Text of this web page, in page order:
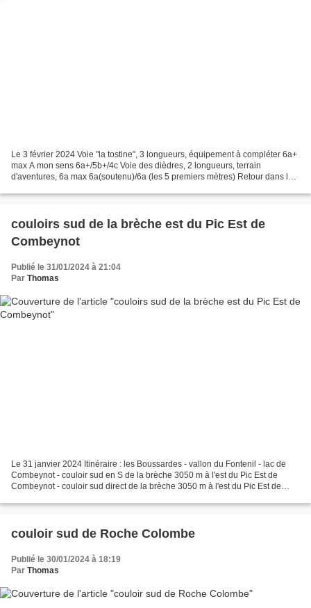
Le 3 février 2024 Voie "la tostine", 3 longueurs, équipement à compléter 6a+
max A mon sens 6a+/5b+/4c Voie des dièdres, 2 longueurs, terrain
d'aventures, 6a max 6a(soutenu)/6a (les 5 premiers mètres) Retour dans les
couloirs sud de la brèche est du Pic Est de
Combeynot
Publié le 31/01/2024 à 21:04
Par Thomas
Le 31 janvier 2024 Itinéraire : les Boussardes - vallon du Fontenil - lac de
Combeynot - couloir sud en S de la brèche 3050 m à l'est du Pic Est de
Combeynot - couloir sud direct de la brèche 3050 m à l'est du Pic Est de
couloir sud de Roche Colombe
Publié le 30/01/2024 à 18:19
Par Thomas